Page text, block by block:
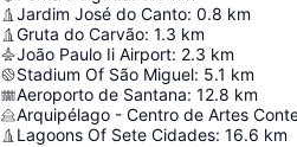
Jardim José do Canto: 0.8 km
Gruta do Carvão: 1.3 km
João Paulo Ii Airport: 2.3 km
Stadium Of São Miguel: 5.1 km
Aeroporto de Santana: 12.8 km
Arquipélago - Centro de Artes
Lagoons Of Sete Cidades: 16.6 km